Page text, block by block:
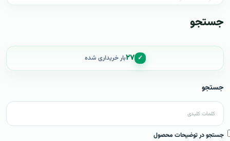
جستجو
✓ ۲۷بار خریداری شده
جستجو
جستجو در توضیحات محصول